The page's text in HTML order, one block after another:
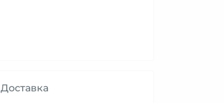
Доставка